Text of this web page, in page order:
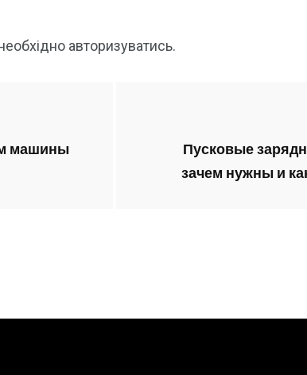
авторизуватись.
машины
Пусковые
зачем нужны и